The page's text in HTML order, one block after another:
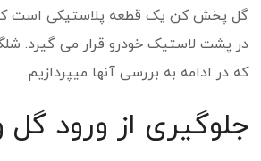
گل پخش کن یک قطعه پلاستیکی است که
در پشت لاستیک خودرو قرار می گیرد.
که در ادامه به بررسی آن­ها می­پردازیم.
جلوگیری از ورود گل